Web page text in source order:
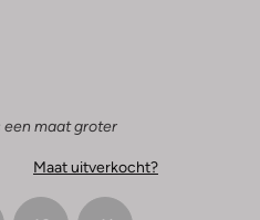
een maat groter
Maat uitverkocht?